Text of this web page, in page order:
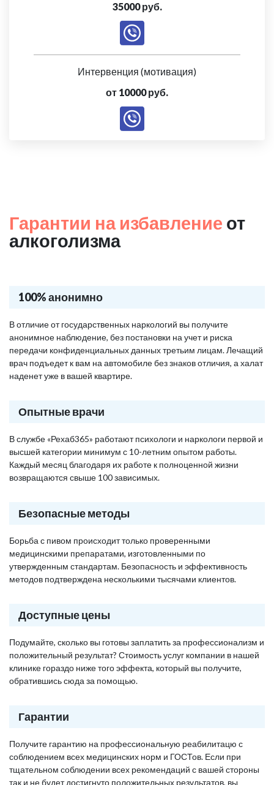
35000 руб.
Интервенция (мотивация)
от 10000 руб.
Гарантии на избавление от
алкоголизма
100% анонимно
В отличие от государственных наркологий вы получите
анонимное наблюдение, без постановки на учет и риска
передачи конфиденциальных данных третьим лицам. Лечащий
врач подъедет к вам на автомобиле без знаков отличия, а халат
наденет уже в вашей квартире.
Опытные врачи
В службе «Рехаб365» работают психологи и наркологи первой и
высшей категории минимум с 10-летним опытом работы.
Каждый месяц благодаря их работе к полноценной жизни
возвращаются свыше 100 зависимых.
Безопасные методы
Борьба с пивом происходит только проверенными
медицинскими препаратами, изготовленными по
утвержденным стандартам. Безопасность и эффективность
методов подтверждена несколькими тысячами клиентов.
Доступные цены
Подумайте, сколько вы готовы заплатить за профессионализм и
положительный результат? Стоимость услуг компании в нашей
клинике гораздо ниже того эффекта, который вы получите,
обратившись сюда за помощью.
Гарантии
Получите гарантию на профессиональную реабилитацю с
соблюдением всех медицинских норм и ГОСТов. Если при
тщательном соблюдении всех рекомендаций с вашей стороны
так и не будет достигнуто положительных результатов, вы